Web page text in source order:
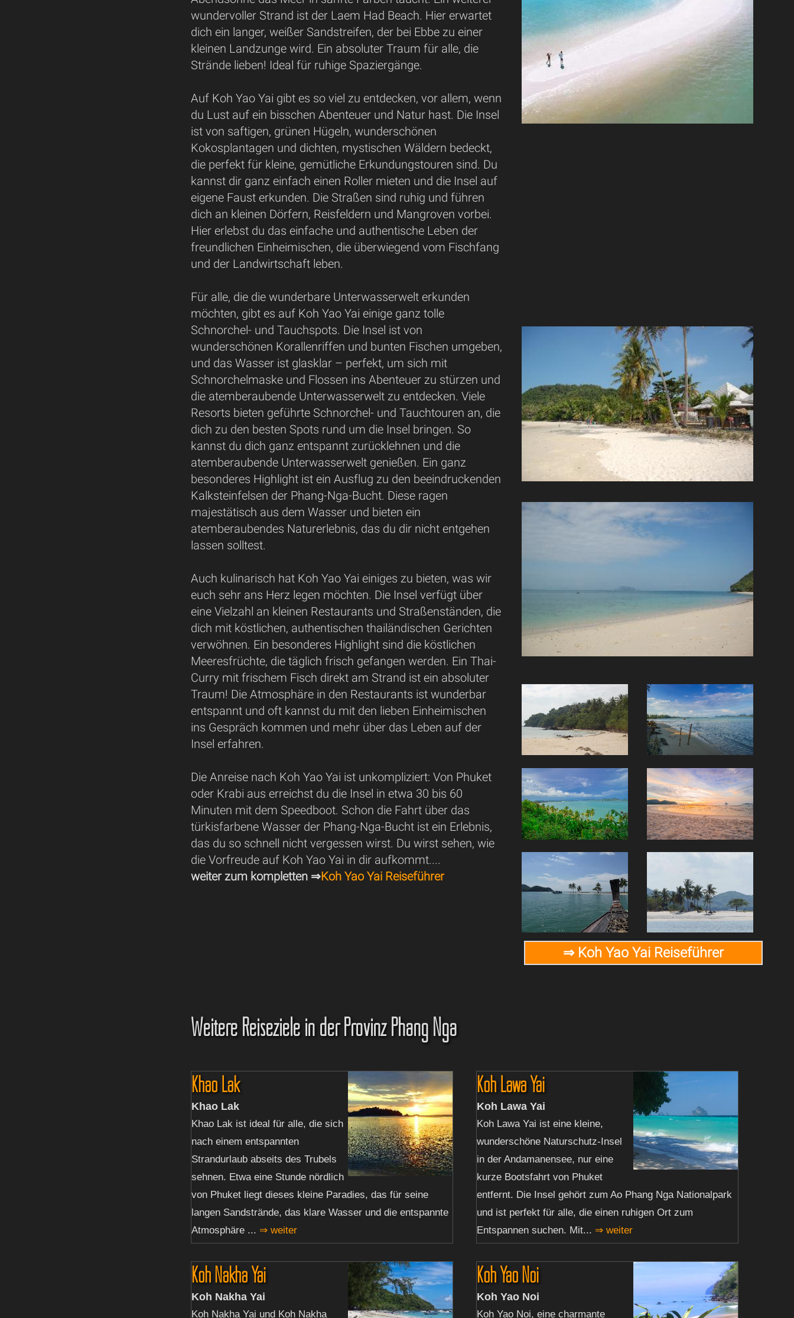
⇒ Koh Yao Yai Reiseführer
wundervoller Strand ist der Laem Had Beach. Hier erwartet
dich ein langer, weißer Sandstreifen, der bei Ebbe zu einer
kleinen Landzunge wird. Ein absoluter Traum für alle, die
Strände lieben! Ideal für ruhige Spaziergänge.
Auf Koh Yao Yai gibt es so viel zu entdecken, vor allem, wenn
du Lust auf ein bisschen Abenteuer und Natur hast. Die Insel
ist von saftigen, grünen Hügeln, wunderschönen
Kokosplantagen und dichten, mystischen Wäldern bedeckt,
die perfekt für kleine, gemütliche Erkundungstouren sind. Du
kannst dir ganz einfach einen Roller mieten und die Insel auf
eigene Faust erkunden. Die Straßen sind ruhig und führen
dich an kleinen Dörfern, Reisfeldern und Mangroven vorbei.
Hier erlebst du das einfache und authentische Leben der
freundlichen Einheimischen, die überwiegend vom Fischfang
und der Landwirtschaft leben.
Für alle, die die wunderbare Unterwasserwelt erkunden
möchten, gibt es auf Koh Yao Yai einige ganz tolle
Schnorchel- und Tauchspots. Die Insel ist von
wunderschönen Korallenriffen und bunten Fischen umgeben,
und das Wasser ist glasklar – perfekt, um sich mit
Schnorchelmaske und Flossen ins Abenteuer zu stürzen und
die atemberaubende Unterwasserwelt zu entdecken. Viele
Resorts bieten geführte Schnorchel- und Tauchtouren an, die
dich zu den besten Spots rund um die Insel bringen. So
kannst du dich ganz entspannt zurücklehnen und die
atemberaubende Unterwasserwelt genießen. Ein ganz
besonderes Highlight ist ein Ausflug zu den beeindruckenden
Kalksteinfelsen der Phang-Nga-Bucht. Diese ragen
majestätisch aus dem Wasser und bieten ein
atemberaubendes Naturerlebnis, das du dir nicht entgehen
lassen solltest.
Auch kulinarisch hat Koh Yao Yai einiges zu bieten, was wir
euch sehr ans Herz legen möchten. Die Insel verfügt über
eine Vielzahl an kleinen Restaurants und Straßenständen, die
dich mit köstlichen, authentischen thailändischen Gerichten
verwöhnen. Ein besonderes Highlight sind die köstlichen
Meeresfrüchte, die täglich frisch gefangen werden. Ein Thai-
Curry mit frischem Fisch direkt am Strand ist ein absoluter
Traum! Die Atmosphäre in den Restaurants ist wunderbar
entspannt und oft kannst du mit den lieben Einheimischen
ins Gespräch kommen und mehr über das Leben auf der
Insel erfahren.
Die Anreise nach Koh Yao Yai ist unkompliziert: Von Phuket
oder Krabi aus erreichst du die Insel in etwa 30 bis 60
Minuten mit dem Speedboot. Schon die Fahrt über das
türkisfarbene Wasser der Phang-Nga-Bucht ist ein Erlebnis,
das du so schnell nicht vergessen wirst. Du wirst sehen, wie
die Vorfreude auf Koh Yao Yai in dir aufkommt....
weiter zum kompletten ⇒Koh Yao Yai Reiseführer
Weitere Reiseziele in der Provinz Phang Nga
Khao Lak
Khao Lak
Khao Lak ist ideal für alle, die sich
nach einem entspannten
Strandurlaub abseits des Trubels
sehnen. Etwa eine Stunde nördlich
von Phuket liegt dieses kleine Paradies, das für seine
langen Sandstrände, das klare Wasser und die entspannte
Atmosphäre ... ⇒ weiter
Koh Lawa Yai
Koh Lawa Yai
Koh Lawa Yai ist eine kleine,
wunderschöne Naturschutz-Insel
in der Andamanensee, nur eine
kurze Bootsfahrt von Phuket
entfernt. Die Insel gehört zum Ao Phang Nga Nationalpark
und ist perfekt für alle, die einen ruhigen Ort zum
Entspannen suchen. Mit... ⇒ weiter
Koh Nakha Yai
Koh Nakha Yai
Koh Nakha Yai und Koh Nakha
Koh Yao Noi
Koh Yao Noi
Koh Yao Noi, eine charmante